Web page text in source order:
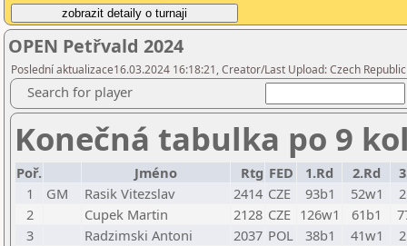
OPEN Petřvald 2024
Poslední aktualizace16.03.2024 16:18:21, Creator/Last Upload: Czech
Search for player
Konečná tabulka po 9
Poř. Jméno Rtg FED 1.Rd 2.Rd
1
GM Rasik Vitezslav 2414 CZE 93b1 52w1
2
Cupek Martin 2128 CZE 126w1 61b1
3
Radzimski Antoni 2037 POL 38b1 41w1